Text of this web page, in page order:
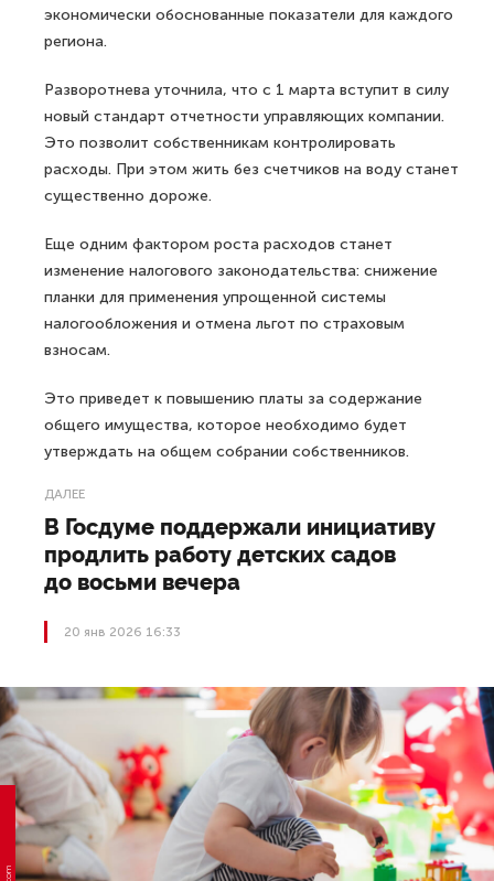
экономически обоснованные показатели для каждого
региона.
Разворотнева уточнила, что с 1 марта вступит в силу
новый стандарт отчетности управляющих компании.
Это позволит собственникам контролировать
расходы. При этом жить без счетчиков на воду станет
существенно дороже.
Еще одним фактором роста расходов станет
изменение налогового законодательства: снижение
планки для применения упрощенной системы
налогообложения и отмена льгот по страховым
взносам.
Это приведет к повышению платы за содержание
общего имущества, которое необходимо будет
утверждать на общем собрании собственников.
ДАЛЕЕ
В Госдуме поддержали инициативу
продлить работу детских садов
до восьми вечера
20 янв 2026 16:33